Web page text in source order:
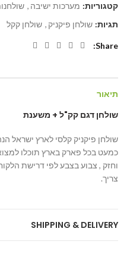
קטגוריות: מערכות ישיבה ,
תגיות: שולחן פיקניק , שולחן קקל
Share
תיאור
שולחן דגם קק"ל + משענת
שולחן פיקניק קלסי לארץ ישראל
כמעט בכל פארק בארץ תוכלו
וחזק , צבוע בצבע לפי דרישת
צריך.
SHIPPING & DELIVERY